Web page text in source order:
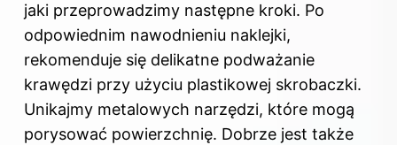
jaki przeprowadzimy następne kroki. Po
odpowiednim nawodnieniu naklejki,
rekomenduje się delikatne podważanie
krawędzi przy użyciu plastikowej skrobaczki.
Unikajmy metalowych narzędzi, które mogą
porysować powierzchnię. Dobrze jest także